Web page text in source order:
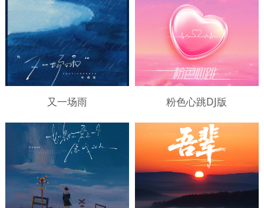
又一场雨 粉色心跳DJ版